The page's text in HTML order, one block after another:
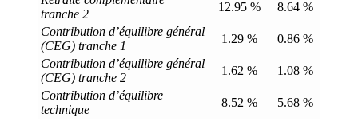
tranche 2
12.95 %
8.64 %
Contribution d’équilibre général
(CEG) tranche 1
1.29 %
0.86 %
Contribution d’équilibre général
(CEG) tranche 2
1.62 %
1.08 %
Contribution d’équilibre
technique
8.52 % 5.68 %